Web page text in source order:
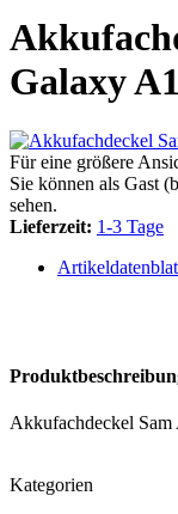
Galaxy
Für eine größere
Sie können als Gast
sehen.
Lieferzeit: 1-3 Tage
Akkufachdeckel
Kategorien